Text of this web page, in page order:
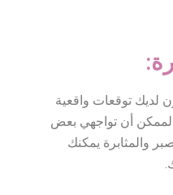
لديك توقعات واقعية
أن تواجهي بعض
والمثابرة يمكنك